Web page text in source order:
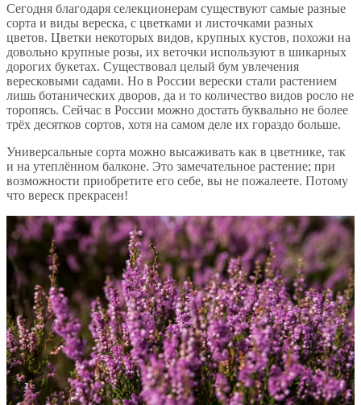
Сегодня благодаря селекционерам существуют самые разные
сорта и виды вереска, с цветками и листочками разных
цветов. Цветки некоторых видов, крупных кустов, похожи на
довольно крупные розы, их веточки используют в шикарных
дорогих букетах. Существовал целый бум увлечения
вересковыми садами. Но в России верески стали растением
лишь ботанических дворов, да и то количество видов росло не
торопясь. Сейчас в России можно достать буквально не более
трёх десятков сортов, хотя на самом деле их гораздо больше.
Универсальные сорта можно высаживать как в цветнике, так
и на утеплённом балконе. Это замечательное растение; при
возможности приобретите его себе, вы не пожалеете. Потому
что вереск прекрасен!